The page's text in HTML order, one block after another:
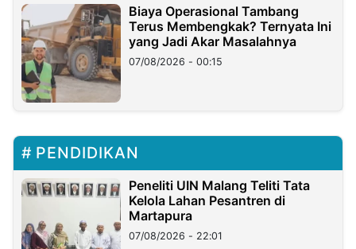
Biaya Operasional Tambang
Terus Membengkak? Ternyata Ini
yang Jadi Akar Masalahnya
07/08/2026 - 00:15
PENDIDIKAN
Peneliti UIN Malang Teliti Tata
Kelola Lahan Pesantren di
Martapura
07/08/2026 - 22:01